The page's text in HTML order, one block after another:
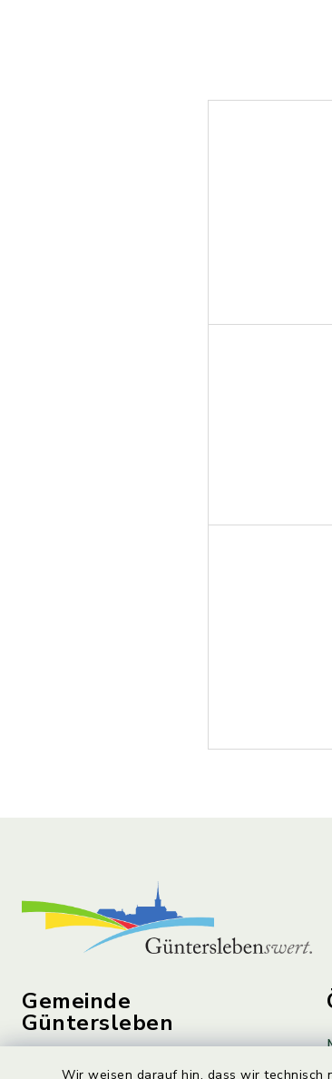
Wir weisen darauf hin, dass wir technisch
Gemeinde
Güntersleben
Würzburger Straße 17